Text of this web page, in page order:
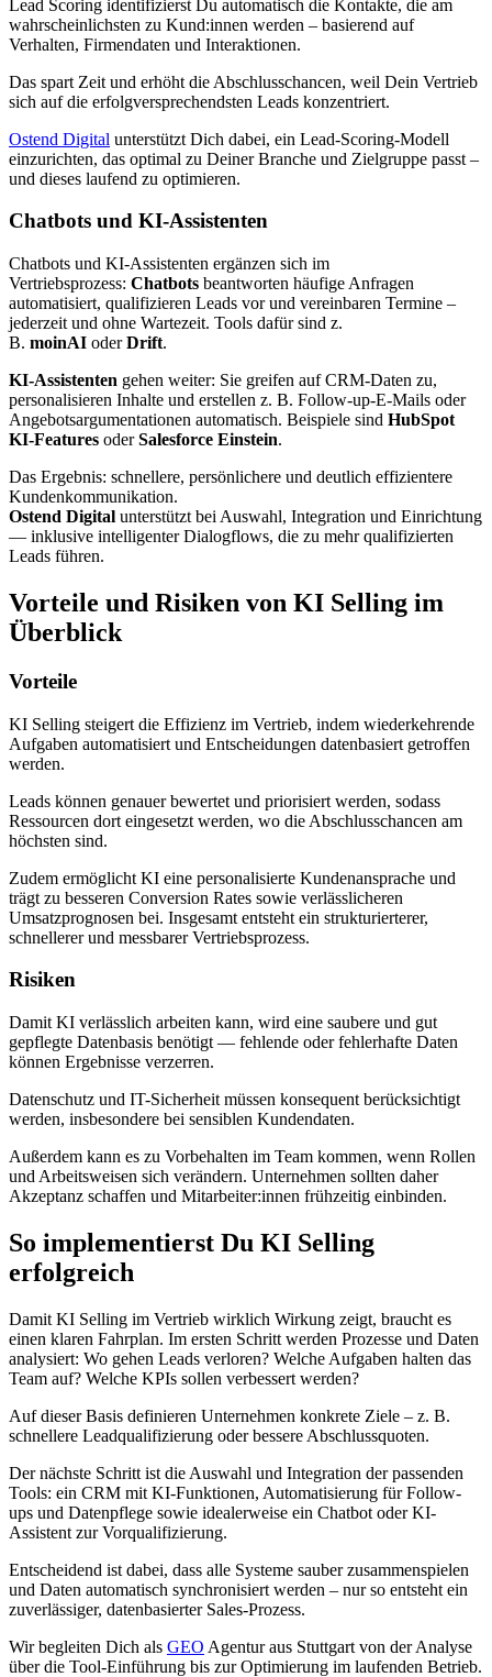
Lead Scoring identifizierst Du automatisch die Kontakte, die am
wahrscheinlichsten zu Kund:innen werden – basierend auf
Verhalten, Firmendaten und Interaktionen.
Das spart Zeit und erhöht die Abschlusschancen, weil Dein Vertrieb
sich auf die erfolgversprechendsten Leads konzentriert.
Ostend Digital unterstützt Dich dabei, ein Lead-Scoring-Modell
einzurichten, das optimal zu Deiner Branche und Zielgruppe passt –
und dieses laufend zu optimieren.
Chatbots und KI-Assistenten
Chatbots und KI-Assistenten ergänzen sich im
Vertriebsprozess: Chatbots beantworten häufige Anfragen
automatisiert, qualifizieren Leads vor und vereinbaren Termine –
jederzeit und ohne Wartezeit. Tools dafür sind z.
B. moinAI oderDrift.
KI-Assistenten gehen weiter: Sie greifen auf CRM-Daten zu,
personalisieren Inhalte und erstellen z. B. Follow-up-E-Mails oder
Angebotsargumentationen automatisch. Beispiele sind HubSpot
KI-Features oderSalesforce Einstein.
Das Ergebnis: schnellere, persönlichere und deutlich effizientere
Kundenkommunikation.
Ostend Digital unterstützt bei Auswahl, Integration und Einrichtung
— inklusive intelligenter Dialogflows, die zu mehr qualifizierten
Leads führen.
Vorteile und Risiken von KI Selling im
Überblick
Vorteile
KI Selling steigert die Effizienz im Vertrieb, indem wiederkehrende
Aufgaben automatisiert und Entscheidungen datenbasiert getroffen
werden.
Leads können genauer bewertet und priorisiert werden, sodass
Ressourcen dort eingesetzt werden, wo die Abschlusschancen am
höchsten sind.
Zudem ermöglicht KI eine personalisierte Kundenansprache und
trägt zu besseren Conversion Rates sowie verlässlicheren
Umsatzprognosen bei. Insgesamt entsteht ein strukturierterer,
schnellerer und messbarer Vertriebsprozess.
Risiken
Damit KI verlässlich arbeiten kann, wird eine saubere und gut
gepflegte Datenbasis benötigt — fehlende oder fehlerhafte Daten
können Ergebnisse verzerren.
Datenschutz und IT-Sicherheit müssen konsequent berücksichtigt
werden, insbesondere bei sensiblen Kundendaten.
Außerdem kann es zu Vorbehalten im Team kommen, wenn Rollen
und Arbeitsweisen sich verändern. Unternehmen sollten daher
Akzeptanz schaffen und Mitarbeiter:innen frühzeitig einbinden.
So implementierst Du KI Selling
erfolgreich
Damit KI Selling im Vertrieb wirklich Wirkung zeigt, braucht es
einen klaren Fahrplan. Im ersten Schritt werden Prozesse und Daten
analysiert: Wo gehen Leads verloren? Welche Aufgaben halten das
Team auf? Welche KPIs sollen verbessert werden?
Auf dieser Basis definieren Unternehmen konkrete Ziele – z. B.
schnellere Leadqualifizierung oder bessere Abschlussquoten.
Der nächste Schritt ist die Auswahl und Integration der passenden
Tools: ein CRM mit KI-Funktionen, Automatisierung für Follow-
ups und Datenpflege sowie idealerweise ein Chatbot oder KI-
Assistent zur Vorqualifizierung.
Entscheidend ist dabei, dass alle Systeme sauber zusammenspielen
und Daten automatisch synchronisiert werden – nur so entsteht ein
zuverlässiger, datenbasierter Sales-Prozess.
Wir begleiten Dich als GEO Agentur aus Stuttgart von der Analyse
über die Tool-Einführung bis zur Optimierung im laufenden Betrieb.